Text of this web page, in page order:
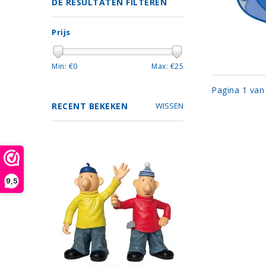
9,5
Pagina 1
Prijs
Min: €0 Max: €25
RECENT BEKEKEN WISSEN